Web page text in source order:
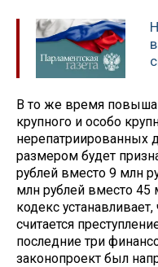
В то же время
крупного и особо
нерепатриированных
размером будет
рублей вместо 9 млн
млн рублей вместо 45
кодекс
считается
последние три
законопроект был